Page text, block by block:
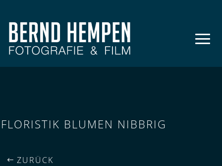
FLORISTIK BLUMEN NIBBRIG
ZURÜCK